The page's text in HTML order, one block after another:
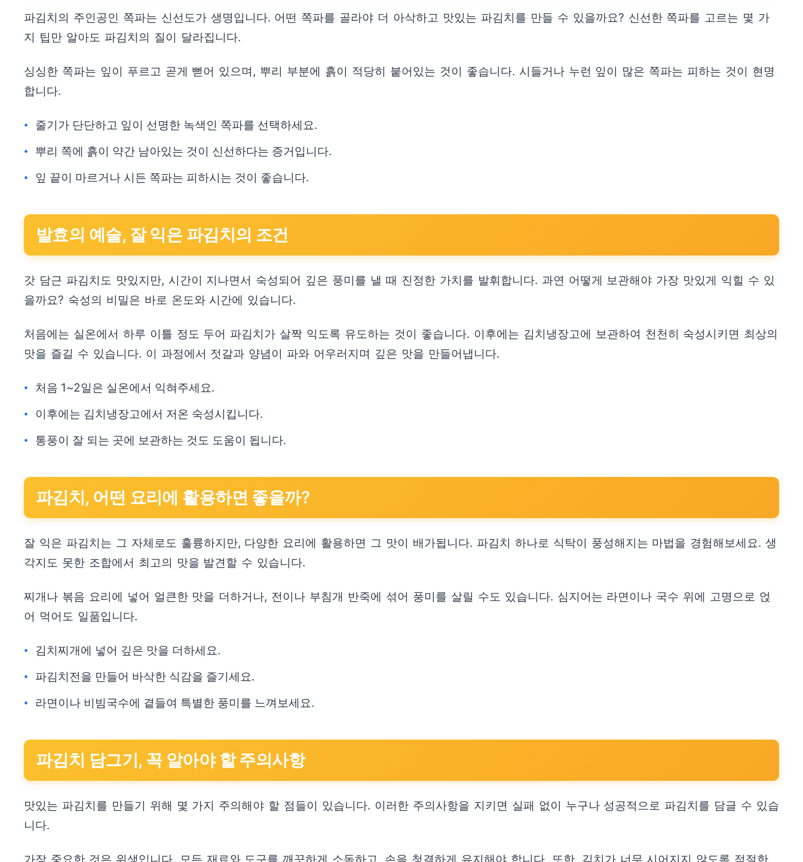
파김치의 주인공인 쪽파는 신선도가 생명입니다. 어떤 쪽파를 골라야 더 아삭하고 맛있는 파김치를 만들 수 있을까요? 신선한 쪽파를 고르는 몇 가
지 팁만 알아도 파김치의 질이 달라집니다.
싱싱한 쪽파는 잎이 푸르고 곧게 뻗어 있으며, 뿌리 부분에 흙이 적당히 붙어있는 것이 좋습니다. 시들거나 누런 잎이 많은 쪽파는 피하는 것이 현명
합니다.
줄기가 단단하고 잎이 선명한 녹색인 쪽파를 선택하세요.
뿌리 쪽에 흙이 약간 남아있는 것이 신선하다는 증거입니다.
잎 끝이 마르거나 시든 쪽파는 피하시는 것이 좋습니다.
발효의 예술, 잘 익은 파김치의 조건
갓 담근 파김치도 맛있지만, 시간이 지나면서 숙성되어 깊은 풍미를 낼 때 진정한 가치를 발휘합니다. 과연 어떻게 보관해야 가장 맛있게 익힐 수 있
을까요? 숙성의 비밀은 바로 온도와 시간에 있습니다.
처음에는 실온에서 하루 이틀 정도 두어 파김치가 살짝 익도록 유도하는 것이 좋습니다. 이후에는 김치냉장고에 보관하여 천천히 숙성시키면 최상의
맛을 즐길 수 있습니다. 이 과정에서 젓갈과 양념이 파와 어우러지며 깊은 맛을 만들어냅니다.
처음 1~2일은 실온에서 익혀주세요.
이후에는 김치냉장고에서 저온 숙성시킵니다.
통풍이 잘 되는 곳에 보관하는 것도 도움이 됩니다.
파김치, 어떤 요리에 활용하면 좋을까?
잘 익은 파김치는 그 자체로도 훌륭하지만, 다양한 요리에 활용하면 그 맛이 배가됩니다. 파김치 하나로 식탁이 풍성해지는 마법을 경험해보세요. 생
각지도 못한 조합에서 최고의 맛을 발견할 수 있습니다.
찌개나 볶음 요리에 넣어 얼큰한 맛을 더하거나, 전이나 부침개 반죽에 섞어 풍미를 살릴 수도 있습니다. 심지어는 라면이나 국수 위에 고명으로 얹
어 먹어도 일품입니다.
김치찌개에 넣어 깊은 맛을 더하세요.
파김치전을 만들어 바삭한 식감을 즐기세요.
라면이나 비빔국수에 곁들여 특별한 풍미를 느껴보세요.
파김치 담그기, 꼭 알아야 할 주의사항
맛있는 파김치를 만들기 위해 몇 가지 주의해야 할 점들이 있습니다. 이러한 주의사항을 지키면 실패 없이 누구나 성공적으로 파김치를 담글 수 있습
니다.